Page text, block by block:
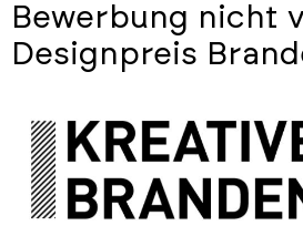
Bewerbung nicht
Designpreis